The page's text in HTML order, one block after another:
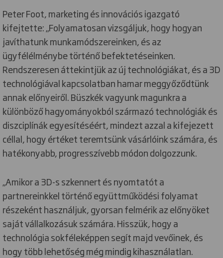
Peter Foot, marketing és innovációs igazgató
kifejtette: „Folyamatosan vizsgáljuk, hogy hogyan
javíthatunk munkamódszereinken, és az
ügyfélélménybe történő befektetéseinken.
Rendszeresen áttekintjük az új technológiákat, és a 3D
technológiával kapcsolatban hamar meggyőződtünk
annak előnyeiről. Büszkék vagyunk magunkra a
különböző hagyományokból származó technológiák és
diszciplínák egyesítéséért, mindezt azzal a kifejezett
céllal, hogy értéket teremtsünk vásárlóink számára, és
hatékonyabb, progresszívebb módon dolgozzunk.
„Amikor a 3D-s szkennert és nyomtatót a
partnereinkkel történő együttműködési folyamat
részeként használjuk, gyorsan felmérik az előnyöket
saját vállalkozásuk számára. Hisszük, hogy a
technológia sokféleképpen segít majd vevőinek, és
hogy több lehetőség még mindig kihasználatlan.